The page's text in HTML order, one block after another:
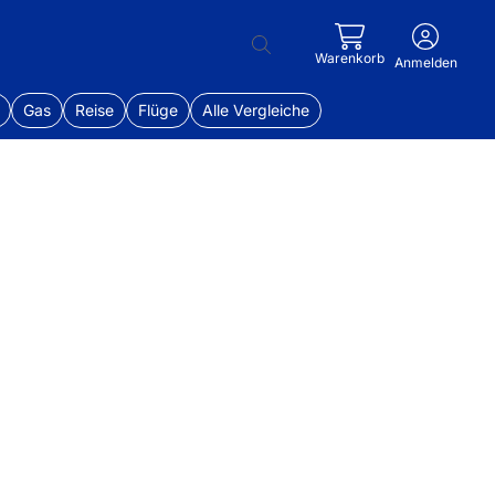
Warenkorb Anmelden
Gas Reise Flüge Alle Vergleiche